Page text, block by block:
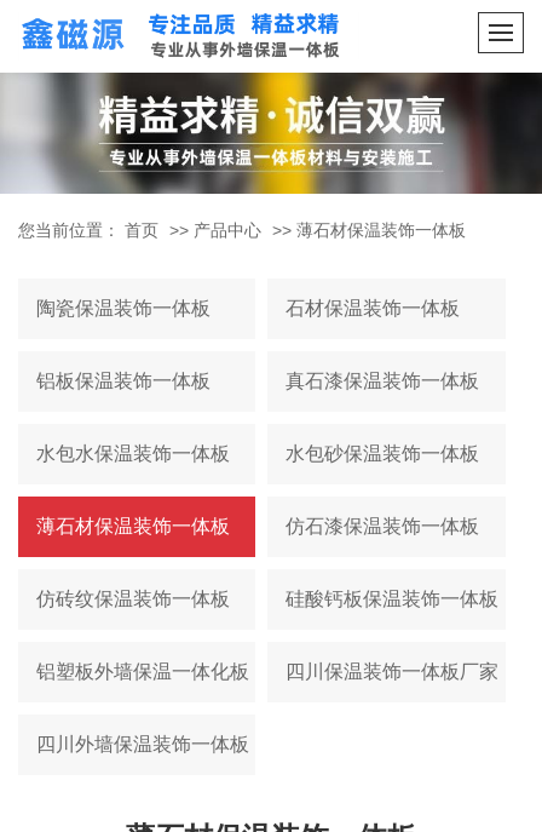
您当前位置： 首页 >> 产品中心 >> 薄石材保温装饰一体板
陶瓷保温装饰一体板 石材保温装饰一体板
铝板保温装饰一体板 真石漆保温装饰一体板
水包水保温装饰一体板 水包砂保温装饰一体板
薄石材保温装饰一体板 仿石漆保温装饰一体板
仿砖纹保温装饰一体板 硅酸钙板保温装饰一体板
铝塑板外墙保温一体化板 四川保温装饰一体板厂家
四川外墙保温装饰一体板